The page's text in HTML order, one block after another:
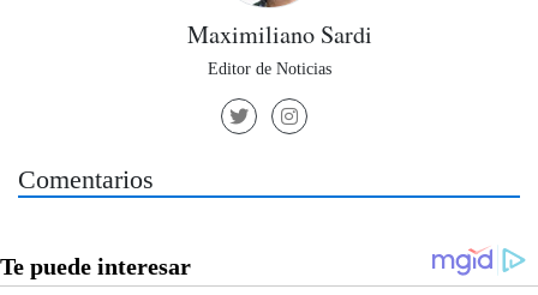
Maximiliano Sardi
Editor de Noticias
Comentarios